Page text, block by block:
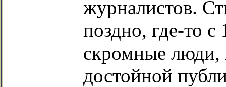
журналистов.
поздно, где-то
скромные люди,
достойной